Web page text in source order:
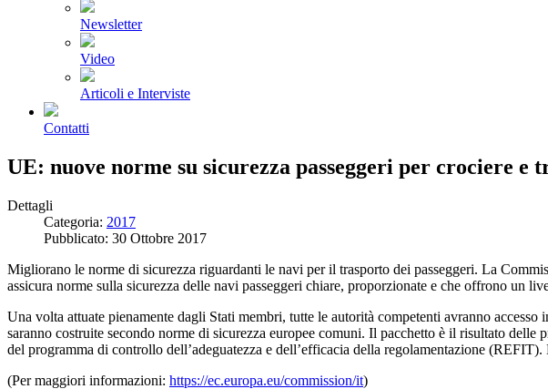
Newsletter
Video
Articoli e Interviste
Contatti
UE: nuove norme su sicurezza passeggeri per crociere e
Dettagli
Categoria: 2017
Pubblicato: 30 Ottobre 2017
Migliorano le norme di sicurezza riguardanti le navi per il trasporto dei passeggeri. La
assicura norme sulla sicurezza delle navi passeggeri chiare, proporzionate e che offrono un
Una volta attuate pienamente dagli Stati membri, tutte le autorità competenti avranno
saranno costruite secondo norme di sicurezza europee comuni. Il pacchetto è il risultato
del programma di controllo dell’adeguatezza e dell’efficacia della regolamentazione
(Per maggiori informazioni: https://ec.europa.eu/commission/it)